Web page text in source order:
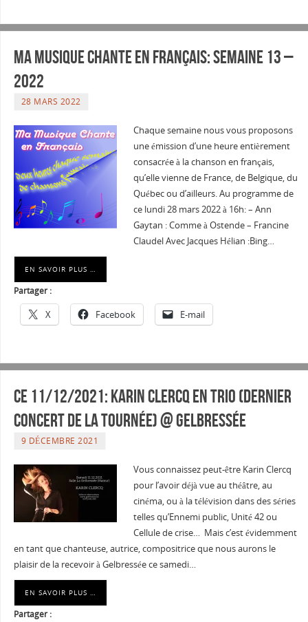
Ma musique chante en Français: Semaine 13 –
2022
28 MARS 2022
Chaque semaine nous vous proposons
une émission d’une heure entièrement
consacrée à la chanson en français,
qu’elle vienne de France, de Belgique, du
Québec ou d’ailleurs. Au programme de
ce lundi 28 mars 2022 à 16h: – Ann
Gaytan : Comme à Ostende – Francine
Claudel Avec Jacques Hélian :Bing…
EN SAVOIR PLUS …
Partager :
X Facebook E-mail
Ce 11/12/2021: Karin Clercq en trio (dernier
concert de la tournée) @ Gelbressée
9 DÉCEMBRE 2021
Vous connaissez peut-être Karin Clercq
pour l’avoir déjà vue au théâtre, au
cinéma, ou à la télévision dans des séries
telles qu’Ennemi public, Unité 42 ou
Cellule de crise… Mais c’est évidemment
en tant que chanteuse, autrice, compositrice que nous aurons le
plaisir de la recevoir à Gelbressée ce samedi…
EN SAVOIR PLUS …
Partager :